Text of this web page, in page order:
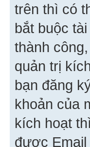
trên thì có
bắt buộc
thành
quản trị
bạn đăng
khoản của
kích hoạt
được Email